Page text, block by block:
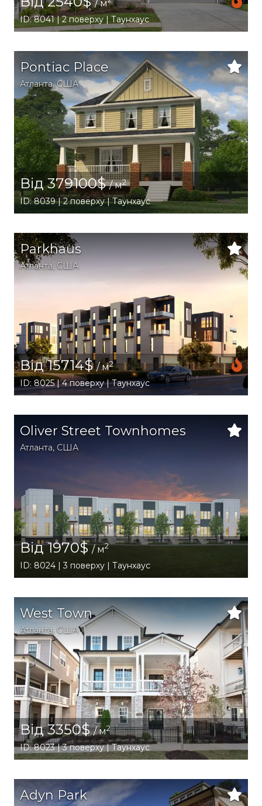
/ м
ID: 8041 | 2 поверху | Таунхаус
Pontiac Place
Атланта,США
Від 379100$/ м2
ID: 8039 | 2 поверху | Таунхаус
Parkhaus
Атланта, США
Від 15714$/ м2
ID: 8025 | 4 поверху | Таунхаус
Oliver Street Townhomes
Атланта, США
Від 1970$/ м2
ID: 8024 | 3 поверху | Таунхаус
West Town
Атланта,США
Від 3350$/ м2
ID: 8023 | 3 поверху | Таунхаус
Adyn Park